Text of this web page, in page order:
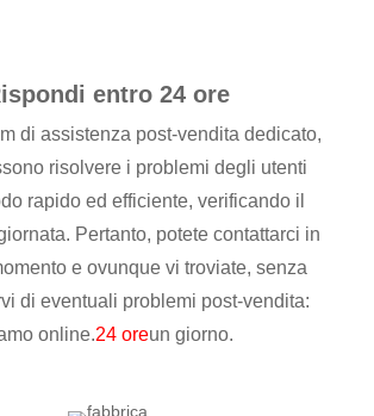
entro 24 ore
di assistenza post-vendita dedicato,
risolvere i problemi degli utenti
rapido ed efficiente, verificando il
Pertanto, potete contattarci in
e ovunque vi troviate, senza
di eventuali problemi post-vendita:
online.24 oreun giorno.